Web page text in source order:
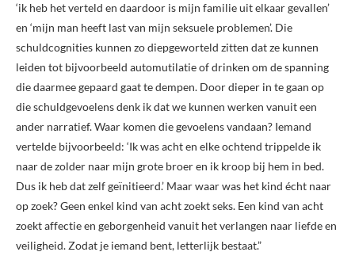
‘ik heb het verteld en daardoor is mijn familie uit elkaar gevallen’
en ‘mijn man heeft last van mijn seksuele problemen’. Die
schuldcognities kunnen zo diepgeworteld zitten dat ze kunnen
leiden tot bijvoorbeeld automutilatie of drinken om de spanning
die daarmee gepaard gaat te dempen. Door dieper in te gaan op
die schuldgevoelens denk ik dat we kunnen werken vanuit een
ander narratief. Waar komen die gevoelens vandaan? Iemand
vertelde bijvoorbeeld: ‘Ik was acht en elke ochtend trippelde ik
naar de zolder naar mijn grote broer en ik kroop bij hem in bed.
Dus ik heb dat zelf geïnitieerd.’ Maar waar was het kind écht naar
op zoek? Geen enkel kind van acht zoekt seks. Een kind van acht
zoekt affectie en geborgenheid vanuit het verlangen naar liefde en
veiligheid. Zodat je iemand bent, letterlijk bestaat.”